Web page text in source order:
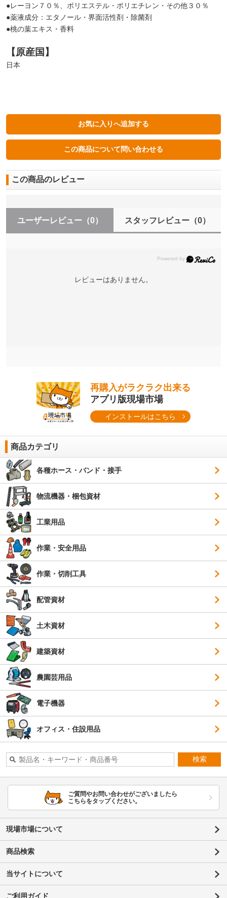
●レーヨン７０％、ポリエステル・ポリエチレン・その他３０％
●薬液成分：エタノール・界面活性剤・除菌剤
●桃の葉エキス・香料
【原産国】
日本
この商品のレビュー
ユーザーレビュー （0） スタッフレビュー（0）
レビューはありません。
再購入がラクラク出来る
アプリ版現場市場
インストールはこちら
商品カテゴリ
各種ホース・バンド・接手
物流機器・梱包資材
工業用品
作業・安全用品
作業・切削工具
配管資材
土木資材
建築資材
農園芸用品
電子機器
オフィス・住設用品
検索
ご質問やお問い合わせがございましたら
こちらをタップください。
現場市場について
商品検索
当サイトについて
ご利用ガイド